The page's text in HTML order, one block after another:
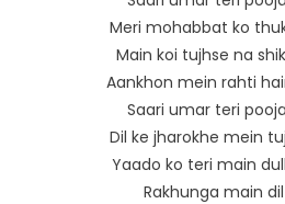
Meri mohabbat ko
Main koi tujhse na
Aankhon mein rahti
Saari umar teri
Dil ke jharokhe mein
Yaado ko teri main
Rakhunga main